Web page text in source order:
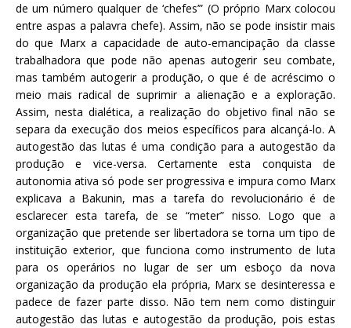
de um número qualquer de ‘chefes’” (O próprio Marx colocou
entre aspas a palavra chefe). Assim, não se pode insistir mais
do que Marx a capacidade de auto-emancipação da classe
trabalhadora que pode não apenas autogerir seu combate,
mas também autogerir a produção, o que é de acréscimo o
meio mais radical de suprimir a alienação e a exploração.
Assim, nesta dialética, a realização do objetivo final não se
separa da execução dos meios específicos para alcançá-lo. A
autogestão das lutas é uma condição para a autogestão da
produção e vice-versa. Certamente esta conquista de
autonomia ativa só pode ser progressiva e impura como Marx
explicava a Bakunin, mas a tarefa do revolucionário é de
esclarecer esta tarefa, de se “meter” nisso. Logo que a
organização que pretende ser libertadora se torna um tipo de
instituição exterior, que funciona como instrumento de luta
para os operários no lugar de ser um esboço da nova
organização da produção ela própria, Marx se desinteressa e
padece de fazer parte disso. Não tem nem como distinguir
autogestão das lutas e autogestão da produção, pois estas